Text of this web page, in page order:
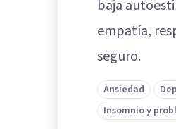
baja
empatía,
seguro.
Ansiedad
Insomnio y